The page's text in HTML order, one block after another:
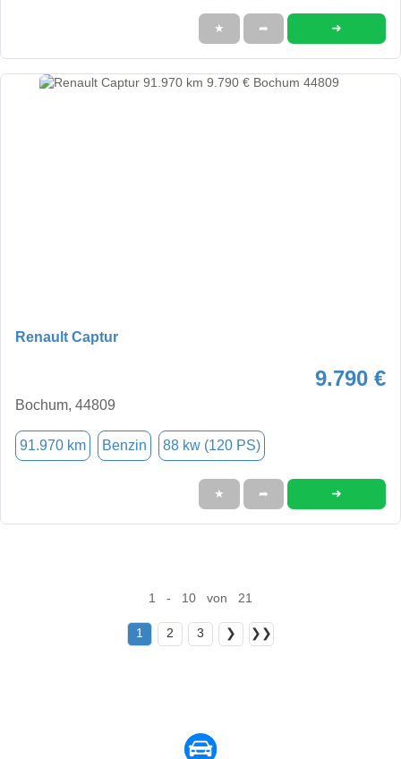
★ ➦ ➜
Renault Captur
9.790 €
Bochum, 44809
91.970 km Benzin 88 kw (120 PS)
★ ➦ ➜
1 - 10 von 21
1 2 3 ❯ ❯❯